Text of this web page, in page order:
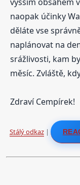
naopak účinky
děláte vse
naplánovat na
srážlivosti, kam
měsíc. Zvláště,
Zdraví Cempírek!
Stálý odkaz|